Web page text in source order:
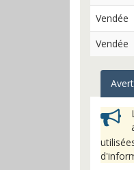
Vendée
Vendée